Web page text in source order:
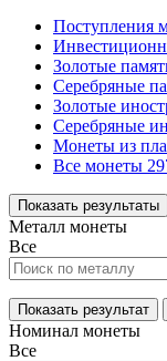
Поступления
Золотые
Серебряные
Золотые
Серебряные
Монеты из
Все монеты
Показать результаты
Металл монеты
Все
Показать результат
Номинал монеты
Все